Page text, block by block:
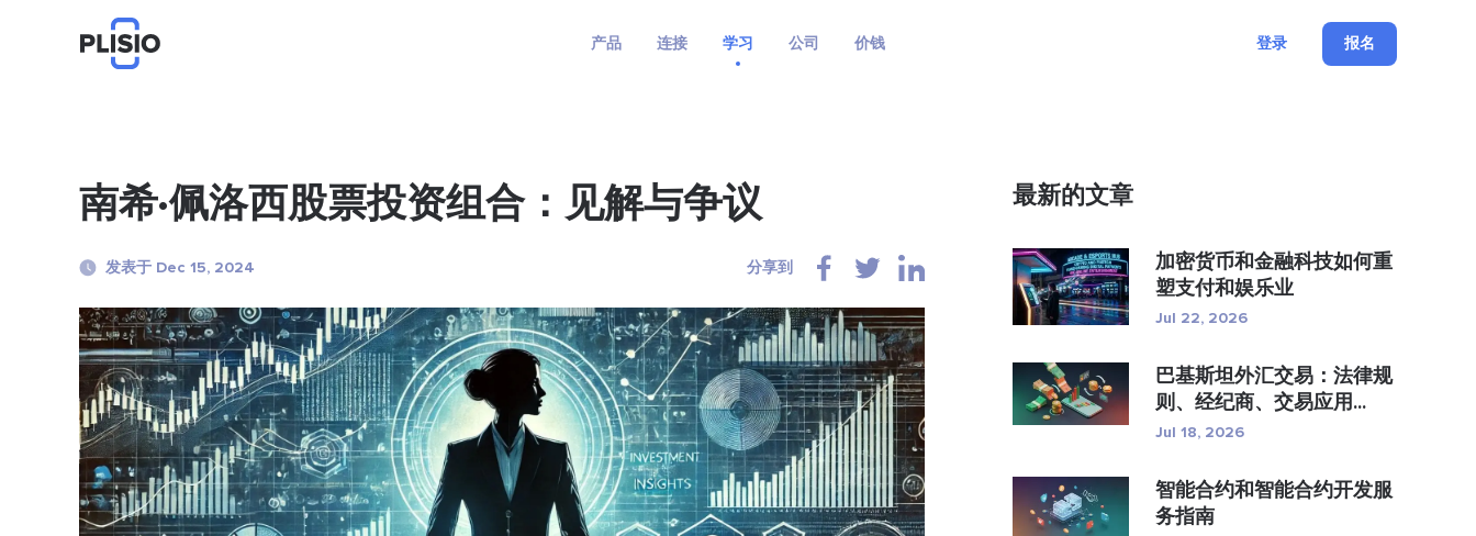
产品 连接 学习 公司 价钱 登录 报名
南希·佩洛西股票投资组合：见解与争议
发表于 Dec 15, 2024 分享到
最新的文章
加密货币和金融科技如何重
塑支付和娱乐业
Jul 22, 2026
巴基斯坦外汇交易：法律规
则、经纪商、交易应用...
Jul 18, 2026
智能合约和智能合约开发服
务指南